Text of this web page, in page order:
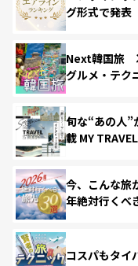
グ形式で発表
Next韓国旅
グルメ・テク
旬な“あの人”
載 MY
今、こんな旅
年絶対行くべ
コスパもタイ